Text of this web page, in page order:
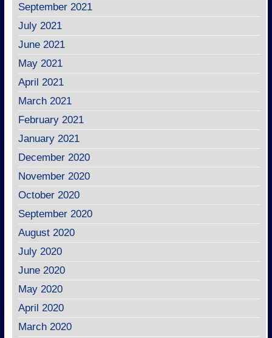
September 2021
July 2021
June 2021
May 2021
April 2021
March 2021
February 2021
January 2021
December 2020
November 2020
October 2020
September 2020
August 2020
July 2020
June 2020
May 2020
April 2020
March 2020